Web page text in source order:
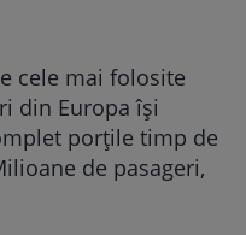
cele mai folosite
din Europa își
porțile timp de
de pasageri,